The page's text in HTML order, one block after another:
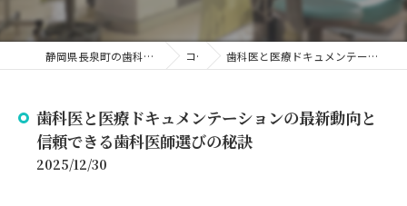
静岡県長泉町の歯科医師の求人なら米山歯科クリニック コラム 歯科医と医療ドキュメンテーションの最新動向と信頼できる歯科医師選びの秘訣
歯科医と医療ドキュメンテーションの最新動向と
信頼できる歯科医師選びの秘訣
2025/12/30